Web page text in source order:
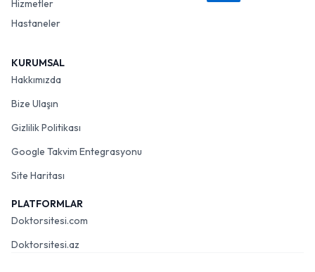
Hizmetler
Hastaneler
KURUMSAL
Hakkımızda
Bize Ulaşın
Gizlilik Politikası
Google Takvim Entegrasyonu
Site Haritası
PLATFORMLAR
Doktorsitesi.com
Doktorsitesi.az